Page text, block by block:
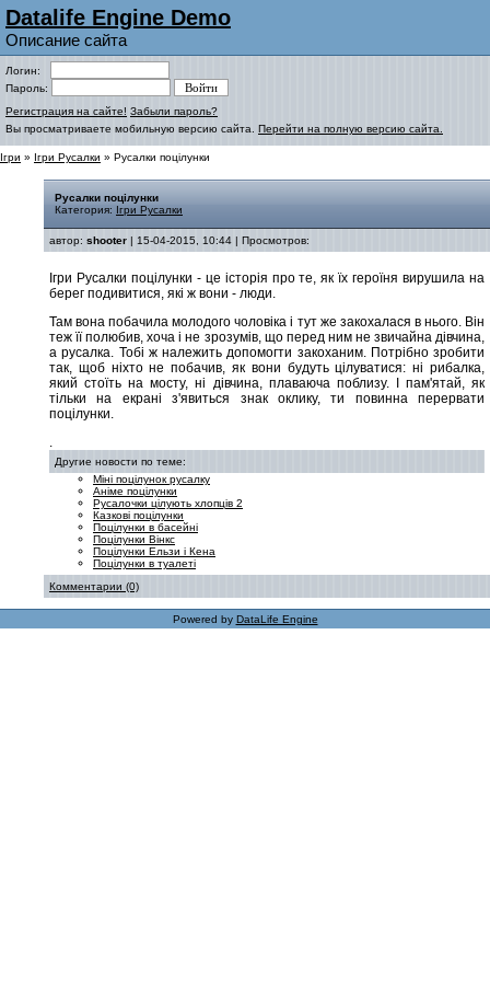
Datalife Engine Demo
Описание сайта
Логин:
Пароль:
Регистрация на сайте! Забыли пароль?
Вы просматриваете мобильную версию сайта. Перейти на полную версию сайта.
Ігри » Ігри Русалки » Русалки поцілунки
Русалки поцілунки
Категория: Ігри Русалки
автор: shooter | 15-04-2015, 10:44 | Просмотров:
Ігри Русалки поцілунки - це історія про те, як їх героїня вирушила на
берег подивитися, які ж вони - люди.
Там вона побачила молодого чоловіка і тут же закохалася в нього. Він
теж її полюбив, хоча і не зрозумів, що перед ним не звичайна дівчина,
а русалка. Тобі ж належить допомогти закоханим. Потрібно зробити
так, щоб ніхто не побачив, як вони будуть цілуватися: ні рибалка,
який стоїть на мосту, ні дівчина, плаваюча поблизу. І пам'ятай, як
тільки на екрані з'явиться знак оклику, ти повинна перервати
поцілунки.
.
Другие новости по теме:
Міні поцілунок русалку
Аніме поцілунки
Русалочки цілують хлопців 2
Казкові поцілунки
Поцілунки в басейні
Поцілунки Вінкс
Поцілунки Ельзи і Кена
Поцілунки в туалеті
Комментарии (0)
Powered by DataLife Engine